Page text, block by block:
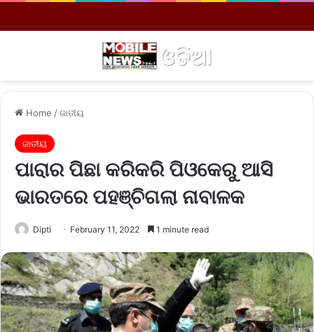
Home /ଜାତୀୟ
ଜାତୀୟ
ପାରାର ପିଛା କରିକରି ପିଓକେରୁ ଆସି
ଭାରତରେ ପହଞ୍ଚିଗଲା ନାବାଳକ
Dipti February 11, 2022 1 minute read